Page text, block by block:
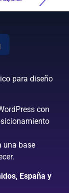
para diseño
con
una base
España y